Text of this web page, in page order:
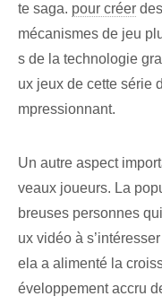
te saga. pour créer
mécanismes de jeu
s de la technologie
ux jeux de cette série
mpressionnant.
Un autre aspect
veaux joueurs. La
breuses personnes
ux vidéo à
ela a alimenté la
éveloppement accru